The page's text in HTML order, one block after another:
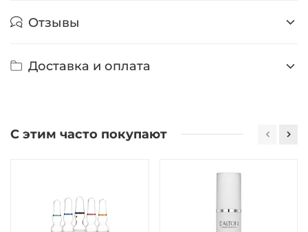
Отзывы
Доставка и оплата
С этим часто покупают